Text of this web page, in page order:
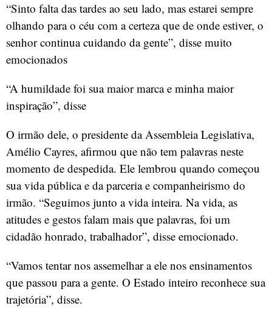
“Sinto falta das tardes ao seu lado, mas estarei sempre
olhando para o céu com a certeza que de onde estiver, o
senhor continua cuidando da gente”, disse muito
emocionados
“A humildade foi sua maior marca e minha maior
inspiração”, disse
O irmão dele, o presidente da Assembleia Legislativa,
Amélio Cayres, afirmou que não tem palavras neste
momento de despedida. Ele lembrou quando começou
sua vida pública e da parceria e companheirismo do
irmão. “Seguimos junto a vida inteira. Na vida, as
atitudes e gestos falam mais que palavras, foi um
cidadão honrado, trabalhador”, disse emocionado.
“Vamos tentar nos assemelhar a ele nos ensinamentos
que passou para a gente. O Estado inteiro reconhece sua
trajetória”, disse.